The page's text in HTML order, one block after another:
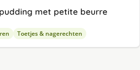
met petite beurre
Toetjes & nagerechten